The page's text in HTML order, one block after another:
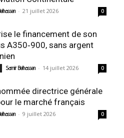
- 21 juillet 2026 0
le financement de son
A350‑900, sans argent
Samir Belhassen - 14 juillet 2026 0
directrice générale
le marché français
- 9 juillet 2026 0